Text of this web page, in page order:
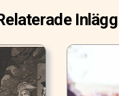
Inlägg